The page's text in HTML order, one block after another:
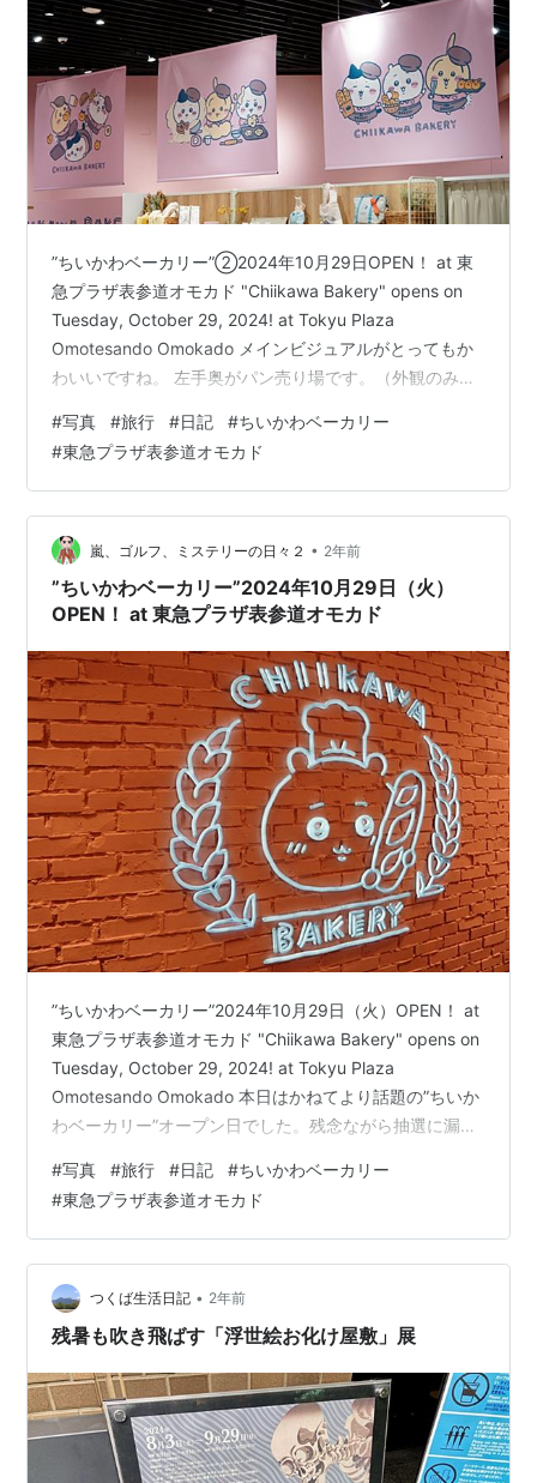
”ちいかわベーカリー”②2024年10月29日OPEN！ at 東
急プラザ表参道オモカド "Chiikawa Bakery" opens on
Tuesday, October 29, 2024! at Tokyu Plaza
Omotesando Omokado メインビジュアルがとってもか
わいいですね。 左手奥がパン売り場です。（外観のみ）
も予約制です。このときはなぜか待機列のみで売り場内
にお客さんがいませんでした。 グッズ一覧 東急プラザ表
参道の特徴あるエントランスの鏡面に映りまくる”ちいか
わ”たち。 photo@arashi ご購読に…
#写真 #旅行 #日記 #ちいかわベーカリー
#東急プラザ表参道オモカド
嵐、ゴルフ、ミステリーの日々２ • 2年前
”ちいかわベーカリー”2024年10月29日（火）
OPEN！ at 東急プラザ表参道オモカド
”ちいかわベーカリー”2024年10月29日（火）OPEN！ at
東急プラザ表参道オモカド "Chiikawa Bakery" opens on
Tuesday, October 29, 2024! at Tokyu Plaza
Omotesando Omokado 本日はかねてより話題の”ちいか
わベーカリー”オープン日でした。残念ながら抽選に漏れ
ーカリー 神宮前交差点 雨の情景は傘を差しながらの撮影
が難しいですが、好きです。 ちいかわベーカリーの巨大
な懸垂幕 巨大な階段装飾 転びまくるトリオ うまく絵が
浮かび上がる角度が難しい。 オモカド…
#写真 #旅行 #日記 #ちいかわベーカリー
#東急プラザ表参道オモカド
つくば生活日記 • 2年前
残暑も吹き飛ばす「浮世絵お化け屋敷」展